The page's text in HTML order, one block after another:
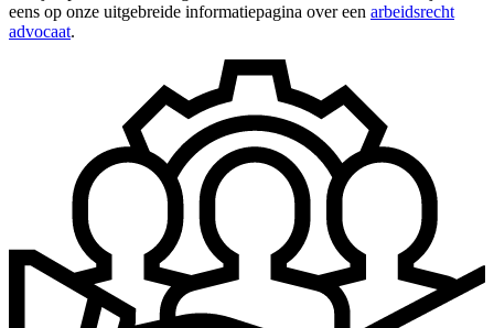
eens op onze uitgebreide informatiepagina over een arbeidsrecht
advocaat.